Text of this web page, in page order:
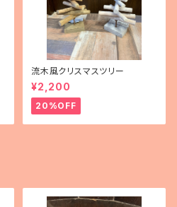
流木風クリスマスツリー
¥2,200
20%OFF